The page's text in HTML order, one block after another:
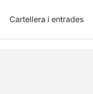
Cartellera i entrades
Articles